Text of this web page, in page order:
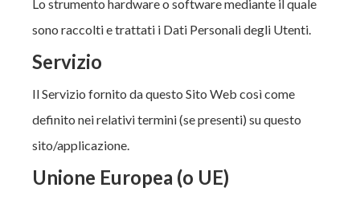
Lo strumento hardware o software mediante il quale
sono raccolti e trattati i Dati Personali degli Utenti.
Servizio
Il Servizio fornito da questo Sito Web così come
definito nei relativi termini (se presenti) su questo
sito/applicazione.
Unione Europea (o UE)